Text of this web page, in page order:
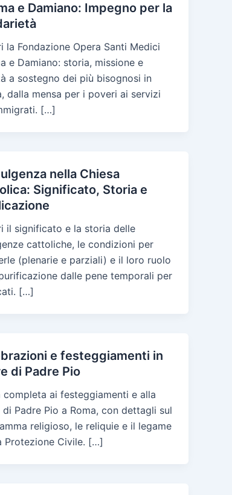
e Damiano: Impegno per la
la Fondazione Opera Santi Medici
e Damiano: storia, missione e
a sostegno dei più bisognosi in
dalla mensa per i poveri ai servizi
[…]
nella Chiesa
Significato, Storia e
il significato e la storia delle
cattoliche, le condizioni per
(plenarie e parziali) e il loro ruolo
dalle pene temporali per
[…]
e festeggiamenti in
di Padre Pio
completa ai festeggiamenti e alla
di Padre Pio a Roma, con dettagli sul
religioso, le reliquie e il legame
Protezione Civile. […]